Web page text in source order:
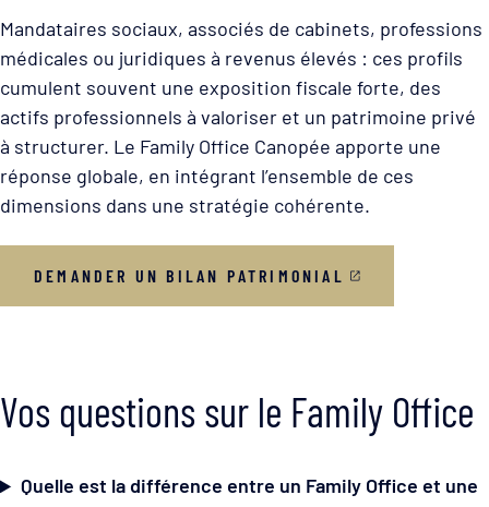
Mandataires sociaux, associés de cabinets, professions
médicales ou juridiques à revenus élevés : ces profils
cumulent souvent une exposition fiscale forte, des
actifs professionnels à valoriser et un patrimoine privé
à structurer. Le Family Office Canopée apporte une
réponse globale, en intégrant l’ensemble de ces
dimensions dans une stratégie cohérente.
DEMANDER UN BILAN PATRIMONIAL
Vos questions sur le Family Office
Quelle est la différence entre un Family Office et une